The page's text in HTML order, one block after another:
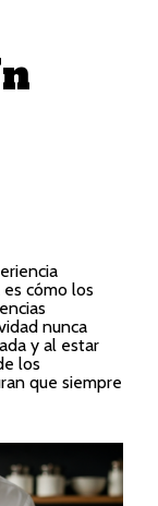
cómo los
nunca
y al estar
los
que siempre